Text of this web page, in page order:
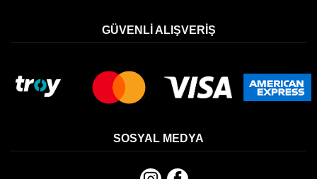
GÜVENLI ALIŞVERIŞ
SOSYAL MEDYA